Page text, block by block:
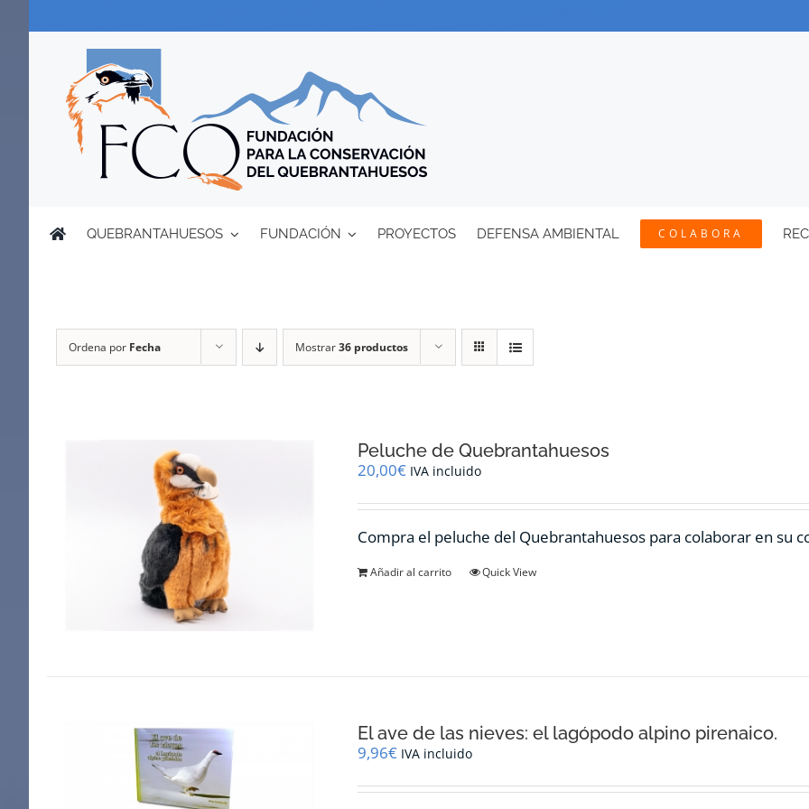
QUEBRANTAHUESOS FUNDACIÓN PROYECTOS DEFENSA AMBIENTAL COLABORA
Ordena por Fecha Mostrar36 productos
Peluche de Quebrantahuesos
20,00€ IVA incluido
Compra el peluche del Quebrantahuesos para colaborar en su
Añadir al carrito Quick View
El ave de las nieves: el lagópodo alpino pirenaico.
9,96€ IVA incluido